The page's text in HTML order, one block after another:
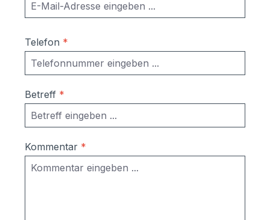
Telefon *
Betreff *
Kommentar *